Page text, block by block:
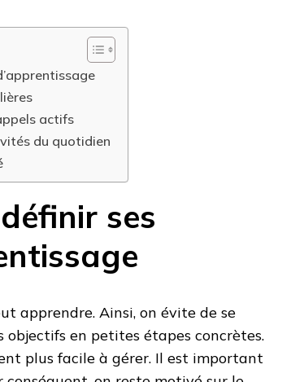
actifs
du quotidien
ses
apprendre. Ainsi, on évite de se
objectifs en petites étapes concrètes.
plus facile à gérer. Il est important